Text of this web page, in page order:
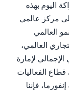
اليوم بهذه
مركز عالمي
العالمي
العالمي،
الإجمالي لإمارة
الفعاليات
فإننا